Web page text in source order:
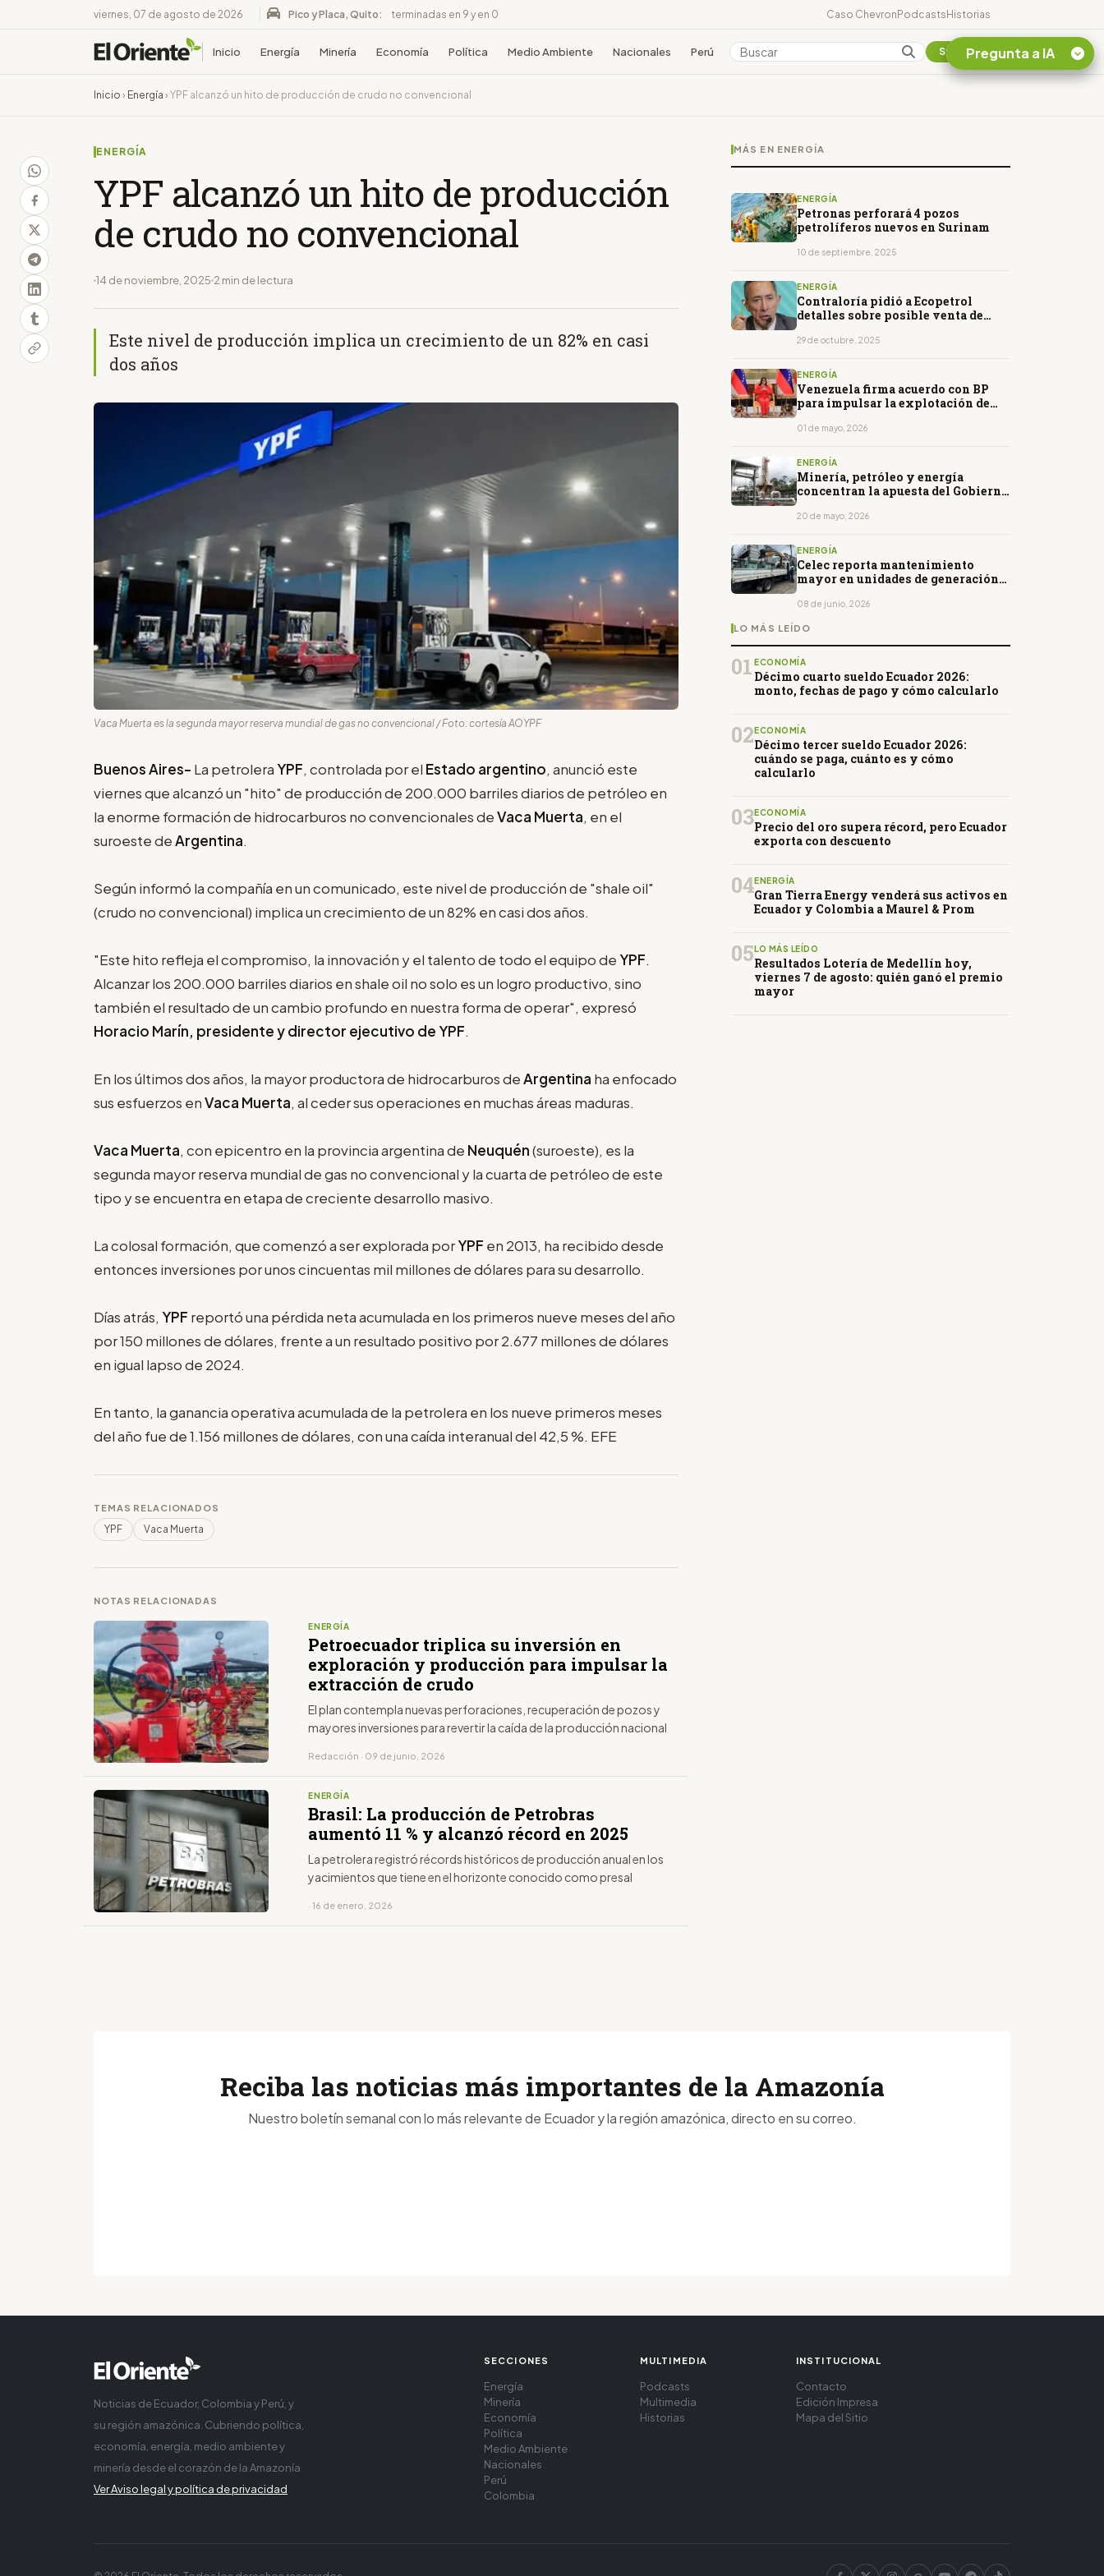
viernes, 07 de agosto de 2026 Pico y Placa, Quito: terminadas en 9 y en 0 Caso ChevronPodcastsHistorias
Inicio Energía Minería Economía Política Medio Ambiente Nacionales Perú Colombia Suscribirse
Inicio › Energía › YPF alcanzó un hito de producción de crudo no convencional
ENERGÍA
YPF alcanzó un hito de producción
de crudo no convencional
14 de noviembre, 2025 2 min de lectura
Este nivel de producción implica un crecimiento de un 82% en casi
dos años
Vaca Muerta es la segunda mayor reserva mundial de gas no convencional / Foto: cortesía AOYPF
Buenos Aires- La petrolera YPF, controlada por el Estado argentino, anunció este
viernes que alcanzó un "hito" de producción de 200.000 barriles diarios de petróleo en
la enorme formación de hidrocarburos no convencionales deVaca Muerta, en el
suroeste deArgentina.
Según informó la compañía en un comunicado, este nivel de producción de "shale oil"
(crudo no convencional) implica un crecimiento de un 82% en casi dos años.
"Este hito refleja el compromiso, la innovación y el talento de todo el equipo de YPF.
Alcanzar los 200.000 barriles diarios en shale oil no solo es un logro productivo, sino
también el resultado de un cambio profundo en nuestra forma de operar", expresó
Horacio Marín, presidente y director ejecutivo de YPF.
En los últimos dos años, la mayor productora de hidrocarburos deArgentina ha enfocado
sus esfuerzos enVaca Muerta, al ceder sus operaciones en muchas áreas maduras.
Vaca Muerta, con epicentro en la provincia argentina de Neuquén(suroeste), es la
segunda mayor reserva mundial de gas no convencional y la cuarta de petróleo de este
tipo y se encuentra en etapa de creciente desarrollo masivo.
La colosal formación, que comenzó a ser explorada porYPF en 2013, ha recibido desde
entonces inversiones por unos cincuentas mil millones de dólares para su desarrollo.
Días atrás, YPF reportó una pérdida neta acumulada en los primeros nueve meses del año
por 150 millones de dólares, frente a un resultado positivo por 2.677 millones de dólares
en igual lapso de 2024.
En tanto, la ganancia operativa acumulada de la petrolera en los nueve primeros meses
del año fue de 1.156 millones de dólares, con una caída interanual del 42,5 %. EFE
TEMAS RELACIONADOS
YPF Vaca Muerta
NOTAS RELACIONADAS
ENERGÍA
Petroecuador triplica su inversión en
exploración y producción para impulsar la
extracción de crudo
El plan contempla nuevas perforaciones, recuperación de pozos y
mayores inversiones para revertir la caída de la producción nacional
Redacción · 09 de junio, 2026
ENERGÍA
Brasil: La producción de Petrobras
aumentó 11 % y alcanzó récord en 2025
La petrolera registró récords históricos de producción anual en los
yacimientos que tiene en el horizonte conocido como presal
· 16 de enero, 2026
MÁS EN ENERGÍA
ENERGÍA
Petronas perforará 4 pozos
petrolíferos nuevos en Surinam
10 de septiembre, 2025
ENERGÍA
Contraloría pidió a Ecopetrol
detalles sobre posible venta de
29 de octubre, 2025
ENERGÍA
Venezuela firma acuerdo con BP
para impulsar la explotación de
01 de mayo, 2026
ENERGÍA
Minería, petróleo y energía
concentran la apuesta del Gobierno
20 de mayo, 2026
ENERGÍA
Celec reporta mantenimiento
mayor en unidades de generación
08 de junio, 2026
LO MÁS LEÍDO
01 ECONOMÍA
Décimo cuarto sueldo Ecuador 2026:
monto, fechas de pago y cómo calcularlo
02 ECONOMÍA
Décimo tercer sueldo Ecuador 2026:
cuándo se paga, cuánto es y cómo
calcularlo
03ECONOMÍA
Precio del oro supera récord, pero Ecuador
exporta con descuento
04ENERGÍA
Gran Tierra Energy venderá sus activos en
Ecuador y Colombia a Maurel & Prom
05 LO MÁS LEÍDO
Resultados Lotería de Medellín hoy,
viernes 7 de agosto: quién ganó el premio
mayor
Pregunta a IA
¿En que consiste la
Reciba las noticias más importantes de la Amazonía
Nuestro boletín semanal con lo más relevante de Ecuador y la región amazónica, directo en su correo.
Noticias de Ecuador, Colombia y Perú, y
su región amazónica. Cubriendo política,
economía, energía, medio ambiente y
minería desde el corazón de la Amazonía
Ver Aviso legal y política de privacidad
SECCIONES
Energía
Minería
Economía
Política
Medio Ambiente
Nacionales
Perú
Colombia
MULTIMEDIA
Podcasts
Multimedia
Historias
INSTITUCIONAL
Contacto
Edición Impresa
Mapa del Sitio